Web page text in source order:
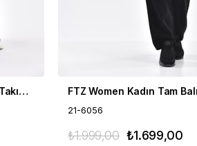
FTZ Women Kadın İki Renk İkili Takım Siyah 21-6039
21-6056
₺1.699,00
₺1.999,00